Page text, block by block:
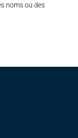
noms ou des